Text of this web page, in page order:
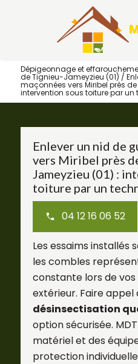
Dépigeonnage et
de Tignieu-Jameyzieu (01) /
maçonnées vers Miribel près
intervention sous toiture par
Enlever un nid de
vers Miribel près
Jameyzieu (01) :
toiture par un
04 12 16 06 52
Les essaims installés
les combles
constante lors de
extérieur. Faire appel
désinsectisation
option sécurisée.
matériel et des
protection
Panneau de gestion des